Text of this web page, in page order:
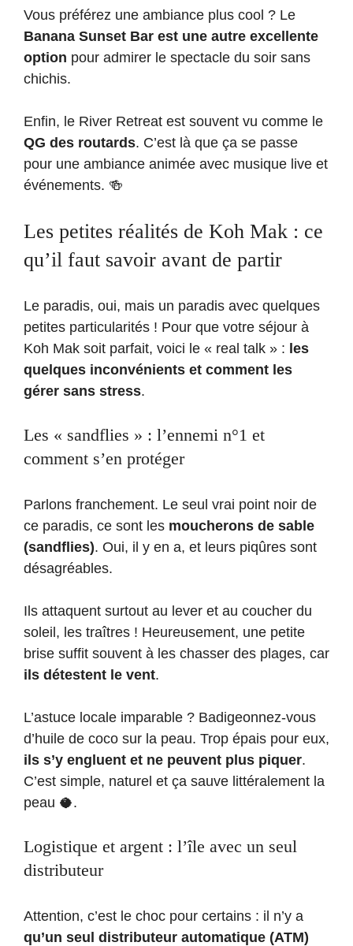
Vous préférez une ambiance plus cool ? Le
Banana Sunset Bar est une autre excellente
option pour admirer le spectacle du soir sans
chichis.
Enfin, le River Retreat est souvent vu comme le
QG des routards. C’est là que ça se passe
pour une ambiance animée avec musique live et
événements. 🍻
Les petites réalités de Koh Mak : ce
qu’il faut savoir avant de partir
Le paradis, oui, mais un paradis avec quelques
petites particularités ! Pour que votre séjour à
Koh Mak soit parfait, voici le « real talk » : les
quelques inconvénients et comment les
gérer sans stress.
Les « sandflies » : l’ennemi n°1 et
comment s’en protéger
Parlons franchement. Le seul vrai point noir de
ce paradis, ce sont les moucherons de sable
(sandflies). Oui, il y en a, et leurs piqûres sont
désagréables.
Ils attaquent surtout au lever et au coucher du
soleil, les traîtres ! Heureusement, une petite
brise suffit souvent à les chasser des plages, car
ils détestent le vent.
L’astuce locale imparable ? Badigeonnez-vous
d’huile de coco sur la peau. Trop épais pour eux,
ils s’y engluent et ne peuvent plus piquer.
C’est simple, naturel et ça sauve littéralement la
peau 🥥.
Logistique et argent : l’île avec un seul
distributeur
Attention, c’est le choc pour certains : il n’y a
qu’un seul distributeur automatique (ATM)